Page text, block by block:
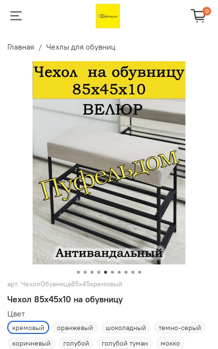
0
Главная Чехлы для обувниц
арт. ЧехолОбувница85х45кремовый
Чехол 85х45х10 на обувницу
Цвет
кремовый оранжевый шоколадный
темно-серый
коричневый
голубой голубой туман мокко